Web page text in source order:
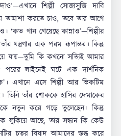
শিল্পী সোজাসুজি দাবি
তামাশা করতে চাও, তবে তার আগে
‘কত গান গেয়েছে কান্নাও’—শিল্পীর
যন্ত্রণার এক পরম রূপান্তর। কিন্তু
যায়—তুমি কি কখনো সত্যিই আমার
পরের লাইনেই ঘটে এক দার্শনিক
এখানে এসে শিল্পী আর ভিকটিম
তাঁর শোককে হাসির দেমাকের
নতুন করে গড়ে তুলেছেন। কিন্তু
লুকিয়ে আছে, তার সন্ধান কি কেউ